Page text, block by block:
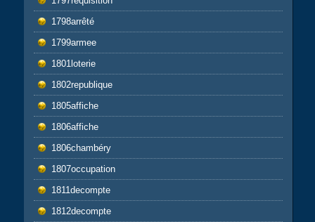
1798arrêté
1799armee
1801loterie
1802republique
1805affiche
1806affiche
1806chambéry
1807occupation
1811decompte
1812decompte